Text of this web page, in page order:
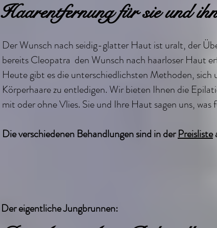
Der Wunsch nach seidig-glatter Haut ist uralt, der
bereits Cleopatra den Wunsch nach haarloser Haut
Heute gibt es die unterschiedlichsten Methoden, sich
Körperhaare zu entledigen. Wir bieten Ihnen die
mit oder ohne Vlies. Sie und Ihre Haut sagen uns, was
Die verschiedenen Behandlungen sind in derPreisliste
Haarentfernung für sie und
Der eigentliche Jungbrunnen: